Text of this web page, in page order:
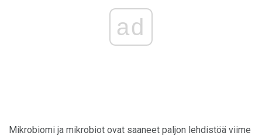
ad
Mikrobiomi ja mikrobiot ovat saaneet paljon lehdistöä viime